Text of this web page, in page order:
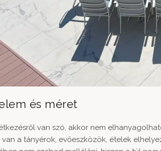
és méret
van szó, akkor nem
a tányérok, evőeszközök, ételek